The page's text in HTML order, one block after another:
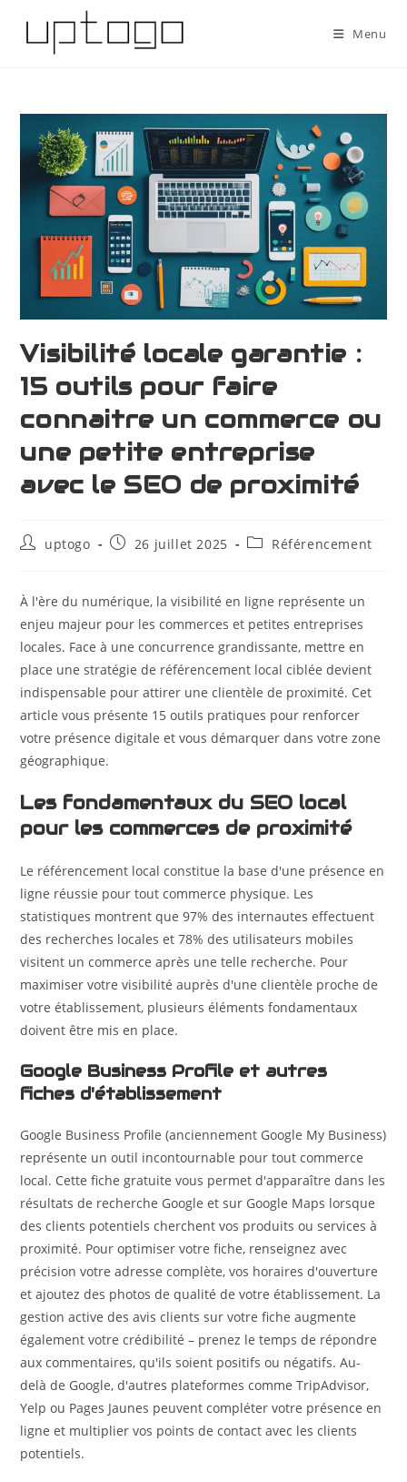
Menu
Visibilité locale garantie :
15 outils pour faire
connaitre un commerce ou
une petite entreprise
avec le SEO de proximité
uptogo 26 juillet 2025 Référencement
À l'ère du numérique, la visibilité en ligne représente un
enjeu majeur pour les commerces et petites entreprises
locales. Face à une concurrence grandissante, mettre en
place une stratégie de référencement local ciblée devient
indispensable pour attirer une clientèle de proximité. Cet
article vous présente 15 outils pratiques pour renforcer
votre présence digitale et vous démarquer dans votre zone
géographique.
Les fondamentaux du SEO local
pour les commerces de proximité
Le référencement local constitue la base d'une présence en
ligne réussie pour tout commerce physique. Les
statistiques montrent que 97% des internautes effectuent
des recherches locales et 78% des utilisateurs mobiles
visitent un commerce après une telle recherche. Pour
maximiser votre visibilité auprès d'une clientèle proche de
votre établissement, plusieurs éléments fondamentaux
doivent être mis en place.
Google Business Profile et autres
fiches d'établissement
Google Business Profile (anciennement Google My Business)
représente un outil incontournable pour tout commerce
local. Cette fiche gratuite vous permet d'apparaître dans les
résultats de recherche Google et sur Google Maps lorsque
des clients potentiels cherchent vos produits ou services à
proximité. Pour optimiser votre fiche, renseignez avec
précision votre adresse complète, vos horaires d'ouverture
et ajoutez des photos de qualité de votre établissement. La
gestion active des avis clients sur votre fiche augmente
également votre crédibilité – prenez le temps de répondre
aux commentaires, qu'ils soient positifs ou négatifs. Au-
delà de Google, d'autres plateformes comme TripAdvisor,
Yelp ou Pages Jaunes peuvent compléter votre présence en
ligne et multiplier vos points de contact avec les clients
potentiels.